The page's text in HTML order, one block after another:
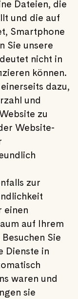
Dateien, die
und die auf
Smartphone
Sie unsere
nicht in
können.
dazu,
und
zu
Website-
zur
einen
auf Ihrem
Sie
Dienste in
waren und
sie